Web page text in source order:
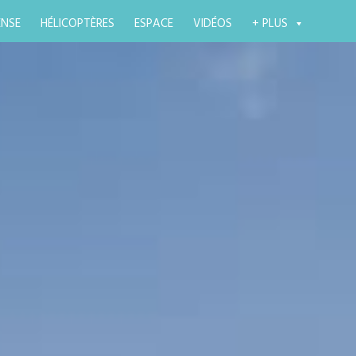
HÉLICOPTÈRES ESPACE VIDÉOS + PLUS